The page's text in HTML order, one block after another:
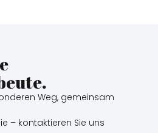
Weg, gemeinsam
– kontaktieren Sie uns